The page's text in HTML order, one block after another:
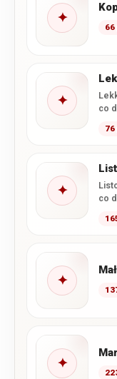
✦
✦
co
✦
co
✦
✦